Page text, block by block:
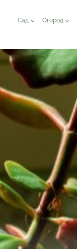
Сад Огород